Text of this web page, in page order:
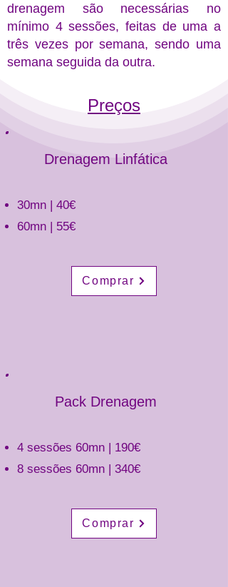
drenagem são necessárias no
mínimo 4 sessões, feitas de uma a
três vezes por semana, sendo uma
semana seguida da outra.
Preços
Drenagem Linfática
30mn | 40€
60mn | 55€
Comprar
Pack Drenagem
4 sessões 60mn | 190€
8 sessões 60mn | 340€
Comprar